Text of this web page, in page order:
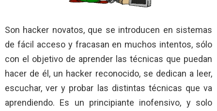
Son hacker novatos, que se introducen en sistemas
de fácil acceso y fracasan en muchos intentos, sólo
con el objetivo de aprender las técnicas que puedan
hacer de él, un hacker reconocido, se dedican a leer,
escuchar, ver y probar las distintas técnicas que va
aprendiendo. Es un principiante inofensivo, y solo